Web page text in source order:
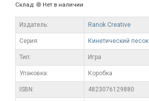
Склад: Нет в наличии
Издатель: Ranok Creative
Серия: Кинетический песок
Тип: Игра
Упаковка: Коробка
ISBN: 4823076129880